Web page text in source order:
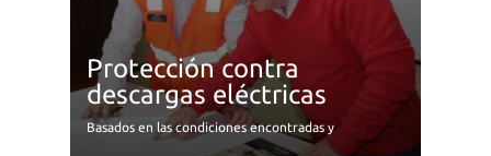
Protección contra
descargas eléctricas
Basados en las condiciones encontradas y
evaluadas, dimensionamos tus proyectos con